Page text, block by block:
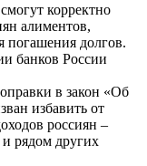
корректно
алиментов,
погашения долгов.
банков России
в закон «Об
избавить от
россиян –
рядом других